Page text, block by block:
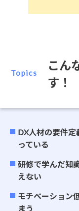
Topics
こん
す！
DX人材の要件定
っている
研修で学んだ知
えない
モチベーション
まう